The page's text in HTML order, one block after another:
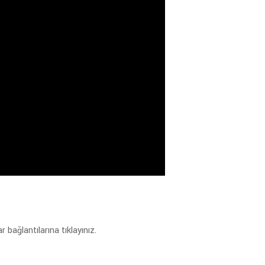
tıklayınız.